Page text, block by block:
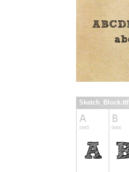
Sketch_Block.ttf